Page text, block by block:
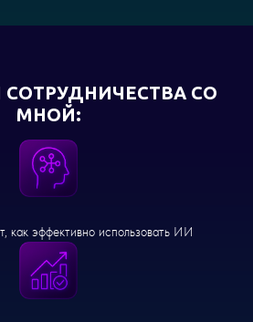
СОТРУДНИЧЕСТВА СО
МНОЙ:
как эффективно использовать ИИ